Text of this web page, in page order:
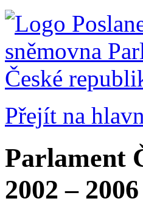
Přejít na
Parlament
2002 – 2006